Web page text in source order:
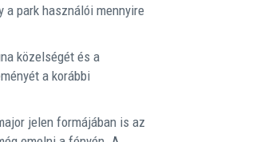
park használói mennyire
közelségét és a
a korábbi
jelen formájában is az